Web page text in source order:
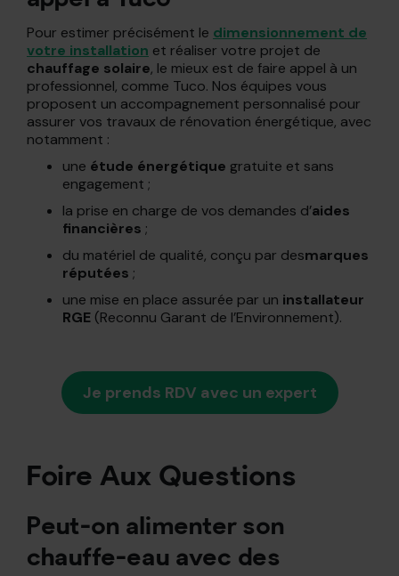
Pour estimer précisément le dimensionnement de
votre installation et réaliser votre projet de
chauffage solaire, le mieux est de faire appel à un
professionnel, comme Tuco. Nos équipes vous
proposent un accompagnement personnalisé pour
assurer vos travaux de rénovation énergétique, avec
notamment :
une étude énergétique gratuite et sans
engagement ;
la prise en charge de vos demandes d’aides
financières ;
du matériel de qualité, conçu par desmarques
réputées ;
une mise en place assurée par un installateur
RGE (Reconnu Garant de l’Environnement).
Je prends RDV avec un expert
Foire Aux Questions
Peut-on alimenter son
chauffe-eau avec des